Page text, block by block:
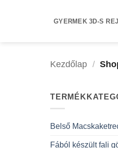
GYERMEK 3D-S
Kezdőlap /
Belső
Fából készült fali